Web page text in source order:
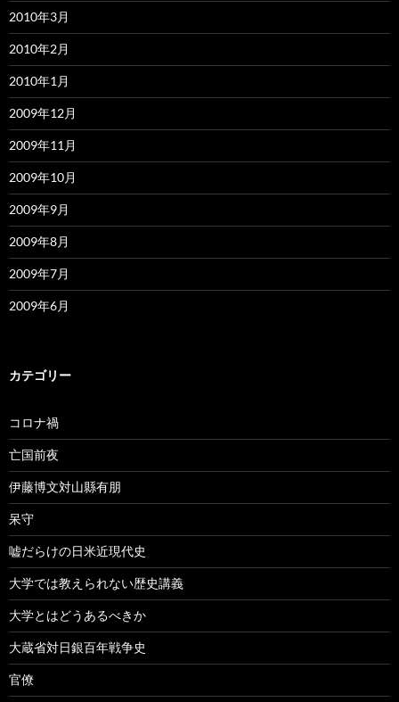
2010年3月
2010年2月
2010年1月
2009年12月
2009年11月
2009年10月
2009年9月
2009年8月
2009年7月
2009年6月
カテゴリー
コロナ禍
亡国前夜
伊藤博文対山縣有朋
呆守
嘘だらけの日米近現代史
大学では教えられない歴史講義
大学とはどうあるべきか
大蔵省対日銀百年戦争史
官僚